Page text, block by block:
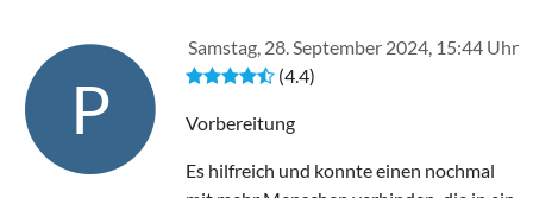
P
Samstag, 28. September 2024, 15:44 Uhr
(4.4)
Vorbereitung
Es hilfreich und konnte einen nochmal